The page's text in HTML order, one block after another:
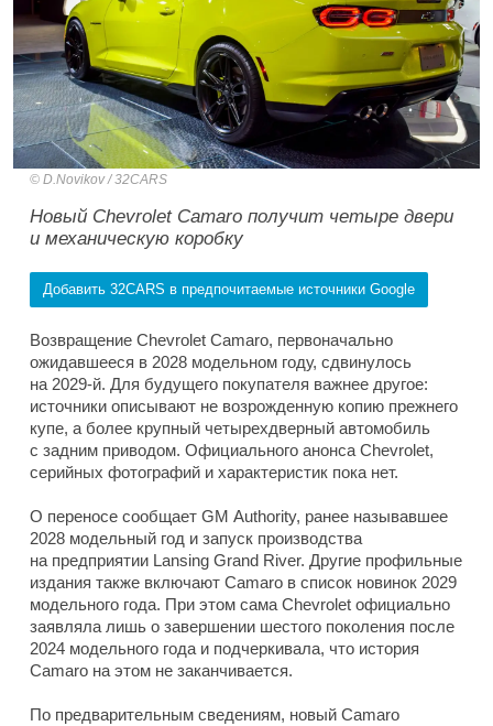
D.Novikov / 32CARS
Новый Chevrolet Camaro получит четыре двери
и механическую коробку
Добавить 32CARS в предпочитаемые источники Google
Возвращение Chevrolet Camaro, первоначально
ожидавшееся в 2028 модельном году, сдвинулось
на 2029-й. Для будущего покупателя важнее другое:
источники описывают не возрожденную копию прежнего
купе, а более крупный четырехдверный автомобиль
с задним приводом. Официального анонса Chevrolet,
серийных фотографий и характеристик пока нет.
О переносе сообщает GM Authority, ранее называвшее
2028 модельный год и запуск производства
на предприятии Lansing Grand River. Другие профильные
издания также включают Camaro в список новинок 2029
модельного года. При этом сама Chevrolet официально
заявляла лишь о завершении шестого поколения после
2024 модельного года и подчеркивала, что история
Camaro на этом не заканчивается.
По предварительным сведениям, новый Camaro